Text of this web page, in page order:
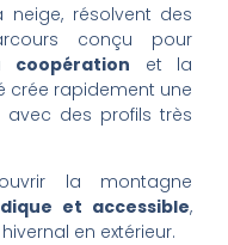
résolvent des
conçu pour
coopération et la
crée rapidement une
avec des profils très
la montagne
et accessible,
en extérieur.